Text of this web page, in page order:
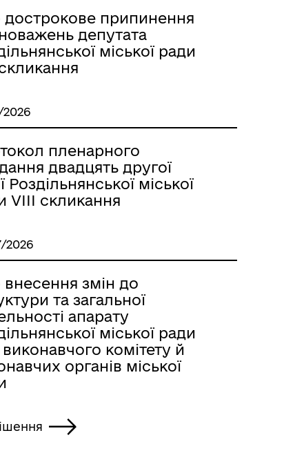
дострокове припинення
депутата
міської ради
2026
пленарного
двадцять другої
Роздільнянської міської
VІІІ скликання
2026
змін до
та загальної
апарату
міської ради
виконавчого комітету й
органів міської